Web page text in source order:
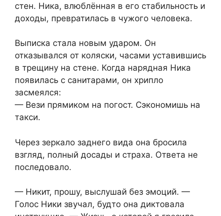
стен. Ника, влюблённая в его стабильность и
доходы, превратилась в чужого человека.
Выписка стала новым ударом. Он
отказывался от коляски, часами уставившись
в трещину на стене. Когда нарядная Ника
появилась с санитарами, он хрипло
засмеялся:
— Вези прямиком на погост. Сэкономишь на
такси.
Через зеркало заднего вида она бросила
взгляд, полный досады и страха. Ответа не
последовало.
— Никит, прошу, выслушай без эмоций. —
Голос Ники звучал, будто она диктовалa